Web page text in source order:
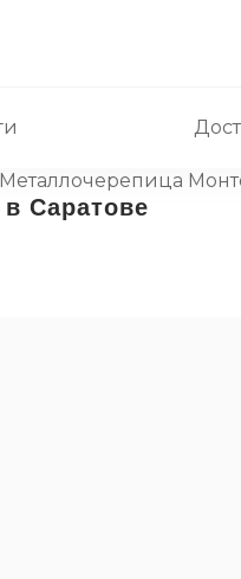
Металлочерепица
Саратове